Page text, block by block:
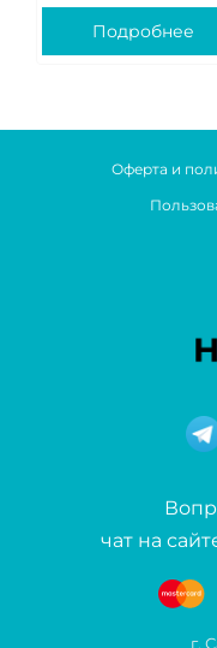
Подробнее
Оферта и
чат на
г.